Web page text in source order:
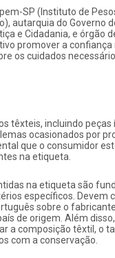
SP (Instituto de
autarquia do Governo
e Cidadania, e órgão
promover a confiança
os cuidados
têxteis, incluindo peças
ocasionados por
que o consumidor
na etiqueta.
na etiqueta são
específicos. Devem
sobre o
de origem. Além
a composição têxtil, o
com a conservação.